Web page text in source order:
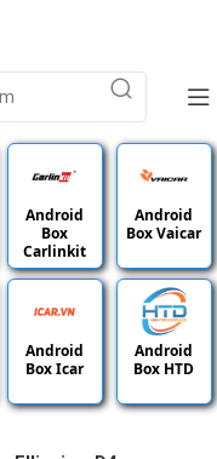
Android
Box
Carlinkit
Android
Box Vaicar
Android
Box Icar
Android
Box HTD